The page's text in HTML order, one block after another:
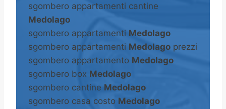
sgombero appartamenti cantine
Medolago
sgombero appartamenti Medolago
sgombero appartamenti Medolago prezzi
sgombero appartamento Medolago
sgombero box Medolago
sgombero cantine Medolago
sgombero casa costo Medolago